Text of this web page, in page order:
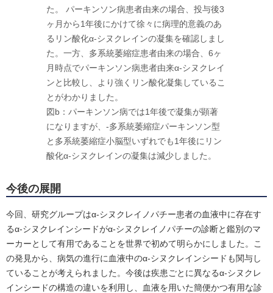
た。 パーキンソン病患者由来の場合、投与後3
ヶ月から1年後にかけて徐々に病理的意義のあ
るリン酸化α-シヌクレインの凝集を確認しまし
た。一方、多系統萎縮症患者由来の場合、6ヶ
月時点でパーキンソン病患者由来α-シヌクレイ
ンと比較し、より強くリン酸化凝集しているこ
とがわかりました。
図b：パーキンソン病では1年後で凝集が顕著
になりますが、-多系統萎縮症パーキンソン型
と多系統萎縮症小脳型いずれでも1年後にリン
酸化α-シヌクレインの凝集は減少しました。
今後の展開
今回、研究グループはα-シヌクレイノパチー患者の血液中に存在す
るα-シヌクレインシードがα-シヌクレイノパチーの診断と鑑別のマ
ーカーとして有用であることを世界で初めて明らかにしました。こ
の発見から、病気の進行に血液中のα-シヌクレインシードも関与し
ていることが考えられました。今後は疾患ごとに異なるα-シヌクレ
インシードの構造の違いを利用し、血液を用いた簡便かつ有用な診